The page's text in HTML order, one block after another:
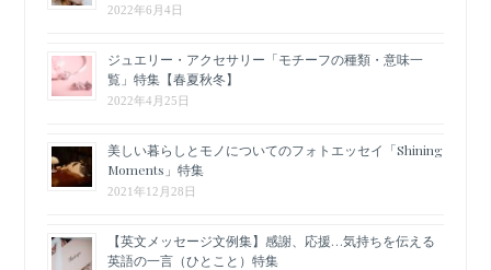
2022年6月4日
ジュエリー・アクセサリー「モチーフの種類・意味一
覧」特集【春夏秋冬】
2022年4月25日
美しい暮らしとモノについてのフォトエッセイ「Shining
Moments」特集
2021年12月28日
【英文メッセージ文例集】感謝、応援…気持ちを伝える
英語の一言（ひとこと）特集